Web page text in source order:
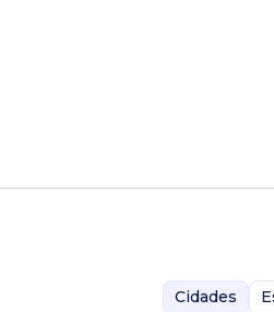
Cidades